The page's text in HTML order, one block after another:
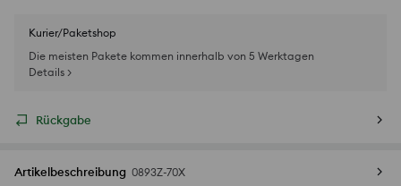
Kurier/Paketshop
Die meisten Pakete kommen innerhalb von 5 Werktagen
Details >
Rückgabe
Artikelbeschreibung 0893Z-70X